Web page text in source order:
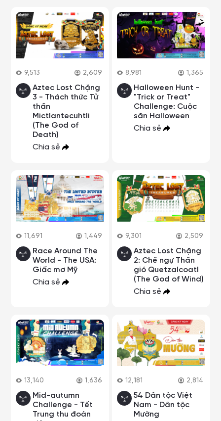
9,513 2,609
Aztec Lost Chặng
3 - Thách thức Tử
thần
Mictlantecuhtli
(The God of
Death)
Chia sẻ
8,981 1,365
Halloween Hunt -
"Trick or Treat"
Challenge: Cuộc
săn Halloween
Chia sẻ
11,691 1,449
Race Around The
World - The USA:
Giấc mơ Mỹ
Chia sẻ
9,301 2,509
Aztec Lost Chặng
2: Chế ngự Thần
gió Quetzalcoatl
(The God of Wind)
Chia sẻ
13,140 1,636
Mid-autumn
Challenge - Tết
Trung thu đoàn
12,181 2,814
54 Dân tộc Việt
Nam - Dân tộc
Mường